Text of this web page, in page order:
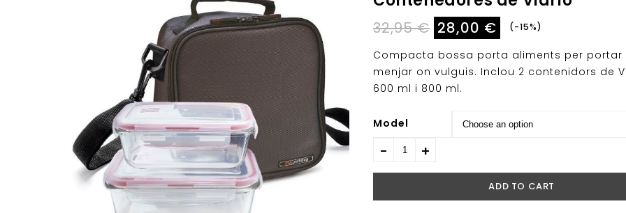
-15%
32,95€ 28,00 €
Compacta bossa porta aliments per portar
menjar on vulguis. Inclou 2 contenidors de
600 ml i 800 ml.
Model
ADD TO CART